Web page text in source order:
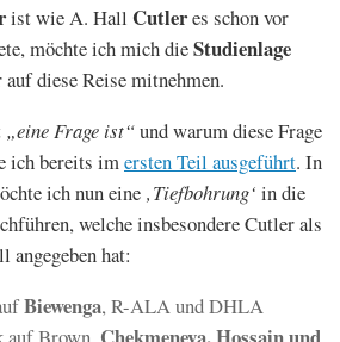
ist wie A. Hall Cutleres schon vor
möchte ich mich dieStudienlage
diese Reise mitnehmen.
„eine Frage ist“und warum diese Frage
ich bereits imersten Teil ausgeführt. In
ich nun eine ‚Tiefbohrung‘ in die
welche insbesondere Cutler als
hat:
Biewenga, R-ALA und DHLA
Brown,